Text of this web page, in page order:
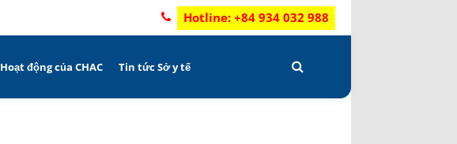
Hotline: +84 934 032 988
Hoạt động của CHAC Tin tức Sở y tế